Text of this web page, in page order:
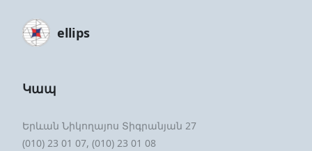
ellips
Կապ
Երևան Նիկողայոս Տիգրանյան 27
(010) 23 01 07, (010) 23 01 08